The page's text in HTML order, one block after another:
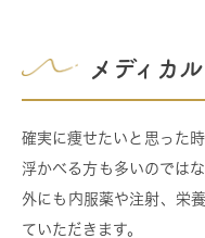
メディカ
確実に痩せたいと思った
浮かべる方も多いのでは
外にも内服薬や注射、栄
ていただきます。